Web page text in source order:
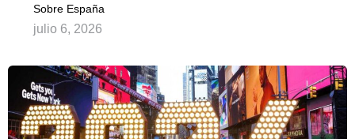
Sobre España
julio 6, 2026